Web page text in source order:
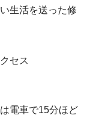
生活を送った修
セス
電車で15分ほど